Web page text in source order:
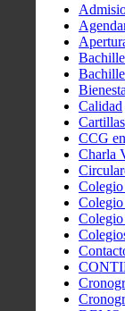
Calidad
CCG
Charla